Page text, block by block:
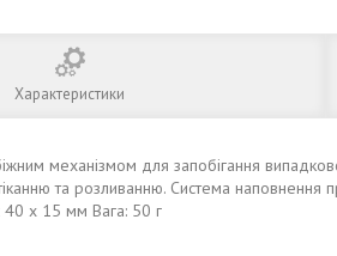
Характеристики
механізмом для запобігання
та розливанню. Система
40 x 15 мм Вага: 50 г